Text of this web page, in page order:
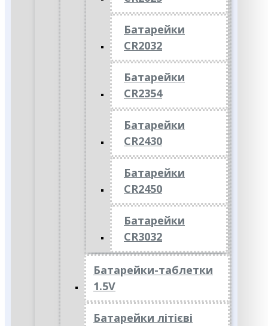
Батарейки
CR2032
Батарейки
CR2354
Батарейки
CR2430
Батарейки
CR2450
Батарейки
CR3032
Батарейки-таблетки
1.5V
Батарейки літієві